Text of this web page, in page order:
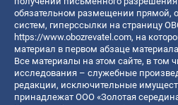
обязательном размещении прямой,
систем, гиперссылки на страницу
https://www.obozrevatel.com, на
материал в первом абзаце
Все материалы на этом сайте, в том
исследования – служебные
редакции, исключительные
принадлежат ООО «Золотая